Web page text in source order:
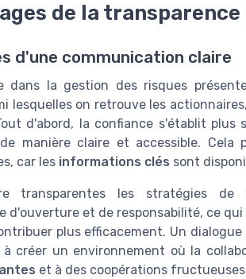
de la
d'une communication claire
dans la gestion des risques
lesquelles on retrouve les
d'abord, la confiance s'établit
manière claire et accessible.
car les informations clés sont
transparentes les stratégies
d'ouverture et de responsabilité, ce
plus efficacement. Un
à créer un environnement où la
et à des coopérations